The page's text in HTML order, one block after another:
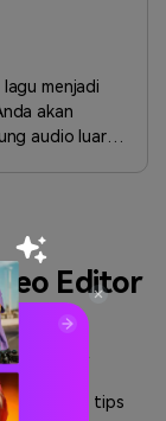
menjadi
akan
audio luar
Editor
MOV
merangkum tips